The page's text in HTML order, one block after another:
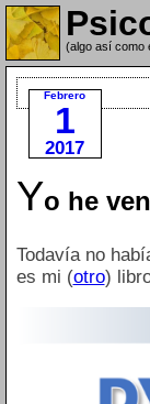
(algo así como
Febrero
1
2017
Yo he
Todavía no
es mi (otro)